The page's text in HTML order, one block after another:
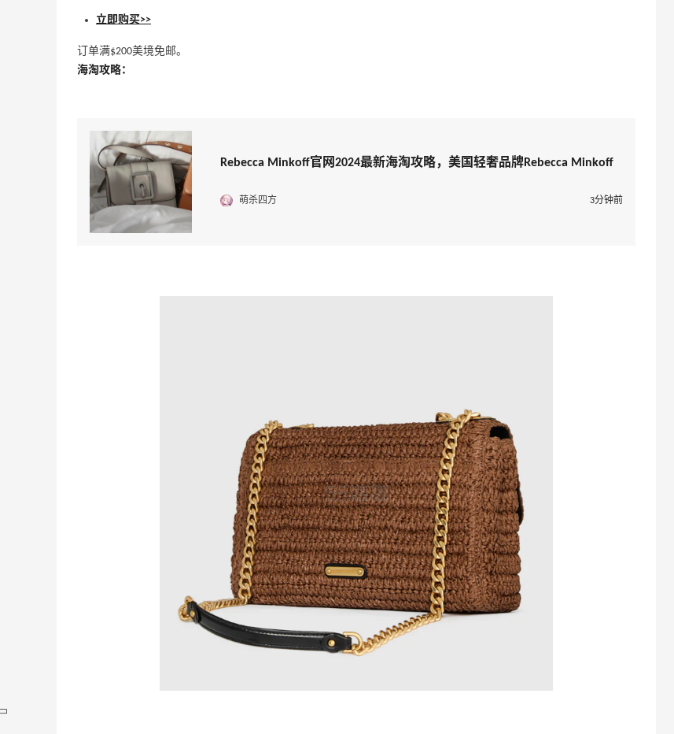
立即购买>>
订单满$200美境免邮。
海淘攻略：
Rebecca Minkoff官网2024最新海淘攻略，美国轻奢品牌Rebecca Minkoff
萌杀四方 3分钟前